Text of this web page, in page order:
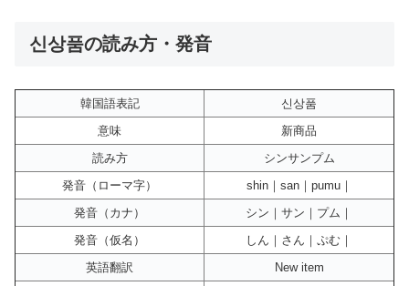
신상품の読み方・発音
韓国語表記
신상품
意味
新商品
読み方
シンサンプム
発音（ローマ字）
shin｜san｜pumu｜
発音（カナ）
シン｜サン｜プム｜
発音（仮名）
しん｜さん｜ぷむ｜
英語翻訳
New item